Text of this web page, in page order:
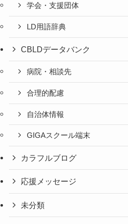
学会・支援団体
LD用語辞典
CBLDデータバンク
病院・相談先
合理的配慮
自治体情報
GIGAスクール端末
カラフルブログ
応援メッセージ
未分類